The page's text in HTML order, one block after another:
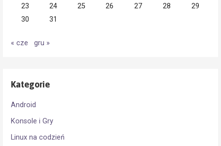
23
24 25 26 27 28
29
30
31
« cze gru »
Kategorie
Android
Konsole i Gry
Linux na codzień